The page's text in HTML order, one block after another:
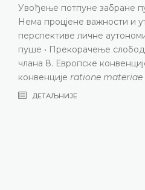
Дискриминација на
Домаћи правни оквир
оријентацију као
мржње • Повреда
вези са чланом 14
ДЕТАЉНИЈЕ